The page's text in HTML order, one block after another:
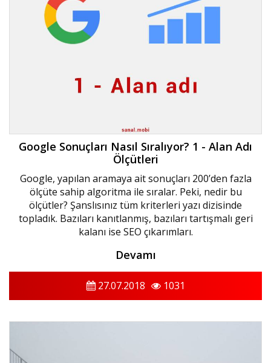
Google Sonuçları Nasıl Sıralıyor? 1 - Alan Adı
Ölçütleri
Google, yapılan aramaya ait sonuçları 200’den fazla
ölçüte sahip algoritma ile sıralar. Peki, nedir bu
ölçütler? Şanslısınız tüm kriterleri yazı dizisinde
topladık. Bazıları kanıtlanmış, bazıları tartışmalı geri
kalanı ise SEO çıkarımları.
Devamı
27.07.2018 1031